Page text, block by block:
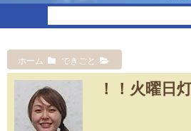
ホーム できごと
！！火曜日